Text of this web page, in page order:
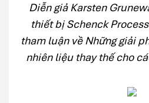
Diễn giả Karsten
thiết bị Schenck
tham luận về Những giải
nhiên liệu thay thế cho